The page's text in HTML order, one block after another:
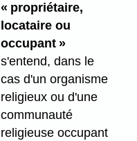
« propriétaire,
locataire ou
occupant »
s'entend, dans le
cas d'un organisme
religieux ou d'une
communauté
religieuse occupant